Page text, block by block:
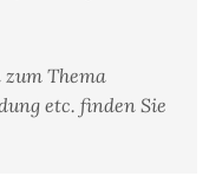
Thema
etc. finden Sie